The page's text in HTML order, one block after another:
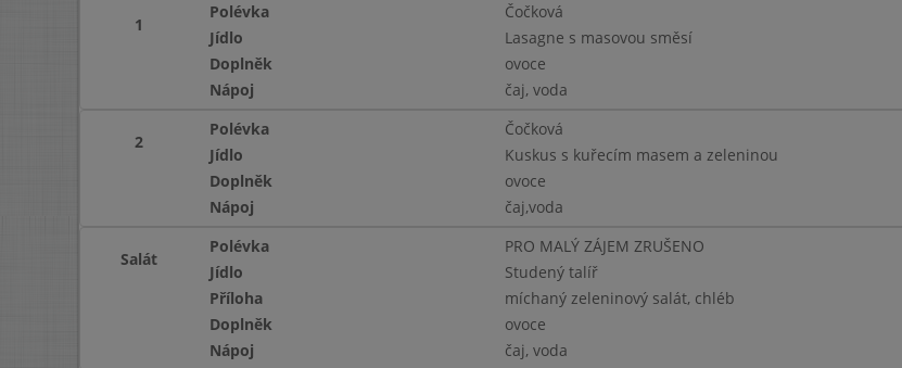
1
Polévka Čočková
Jídlo
Lasagne s masovou směsí
Doplněk
ovoce
Nápoj
čaj, voda
2
Polévka Čočková
Jídlo
Kuskus s kuřecím masem a zeleninou
Doplněk
ovoce
Nápoj
čaj,voda
Salát
Polévka
PRO MALÝ ZÁJEM ZRUŠENO
Jídlo
Studený talíř
Příloha
míchaný zeleninový salát, chléb
Doplněk
ovoce
Nápoj
čaj, voda